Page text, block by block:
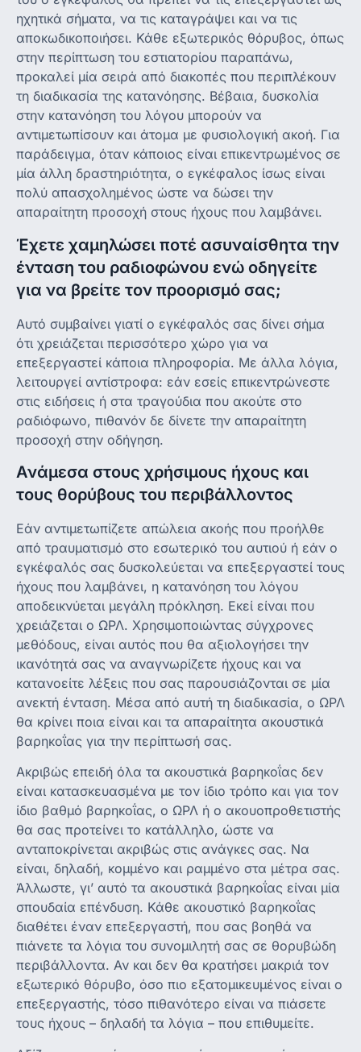
ηχητικά σήματα, να τις καταγράψει και να τις
αποκωδικοποιήσει. Κάθε εξωτερικός θόρυβος, όπως
στην περίπτωση του εστιατορίου παραπάνω,
προκαλεί μία σειρά από διακοπές που περιπλέκουν
τη διαδικασία της κατανόησης. Βέβαια, δυσκολία
στην κατανόηση του λόγου μπορούν να
αντιμετωπίσουν και άτομα με φυσιολογική ακοή. Για
παράδειγμα, όταν κάποιος είναι επικεντρωμένος σε
μία άλλη δραστηριότητα, ο εγκέφαλος ίσως είναι
πολύ απασχολημένος ώστε να δώσει την
απαραίτητη προσοχή στους ήχους που λαμβάνει.
Έχετε χαμηλώσει ποτέ ασυναίσθητα την
ένταση του ραδιοφώνου ενώ οδηγείτε
για να βρείτε τον προορισμό σας;
Αυτό συμβαίνει γιατί ο εγκέφαλός σας δίνει σήμα
ότι χρειάζεται περισσότερο χώρο για να
επεξεργαστεί κάποια πληροφορία. Με άλλα λόγια,
λειτουργεί αντίστροφα: εάν εσείς επικεντρώνεστε
στις ειδήσεις ή στα τραγούδια που ακούτε στο
ραδιόφωνο, πιθανόν δε δίνετε την απαραίτητη
προσοχή στην οδήγηση.
Ανάμεσα στους χρήσιμους ήχους και
τους θορύβους του περιβάλλοντος
Εάν αντιμετωπίζετε απώλεια ακοής που προήλθε
από τραυματισμό στο εσωτερικό του αυτιού ή εάν ο
εγκέφαλός σας δυσκολεύεται να επεξεργαστεί τους
ήχους που λαμβάνει, η κατανόηση του λόγου
αποδεικνύεται μεγάλη πρόκληση. Εκεί είναι που
χρειάζεται ο ΩΡΛ. Χρησιμοποιώντας σύγχρονες
μεθόδους, είναι αυτός που θα αξιολογήσει την
ικανότητά σας να αναγνωρίζετε ήχους και να
κατανοείτε λέξεις που σας παρουσιάζονται σε μία
ανεκτή ένταση. Μέσα από αυτή τη διαδικασία, ο ΩΡΛ
θα κρίνει ποια είναι και τα απαραίτητα ακουστικά
βαρηκοΐας για την περίπτωσή σας.
Ακριβώς επειδή όλα τα ακουστικά βαρηκοΐας δεν
είναι κατασκευασμένα με τον ίδιο τρόπο και για τον
ίδιο βαθμό βαρηκοΐας, ο ΩΡΛ ή ο ακουοπροθετιστής
θα σας προτείνει το κατάλληλο, ώστε να
ανταποκρίνεται ακριβώς στις ανάγκες σας. Να
είναι, δηλαδή, κομμένο και ραμμένο στα μέτρα σας.
Άλλωστε, γι’ αυτό τα ακουστικά βαρηκοΐας είναι μία
σπουδαία επένδυση. Κάθε ακουστικό βαρηκοΐας
διαθέτει έναν επεξεργαστή, που σας βοηθά να
πιάνετε τα λόγια του συνομιλητή σας σε θορυβώδη
περιβάλλοντα. Αν και δεν θα κρατήσει μακριά τον
εξωτερικό θόρυβο, όσο πιο εξατομικευμένος είναι ο
επεξεργαστής, τόσο πιθανότερο είναι να πιάσετε
τους ήχους – δηλαδή τα λόγια – που επιθυμείτε.